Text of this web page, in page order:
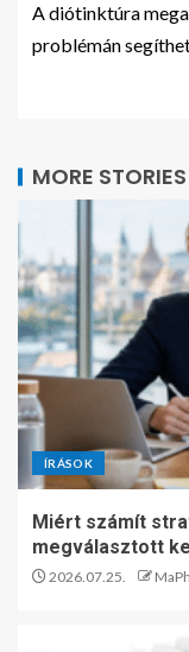
A diótinktúra
problémán
MORE STORIES
ÍRÁSOK
Miért számít
megválasztott
2026.07.25.